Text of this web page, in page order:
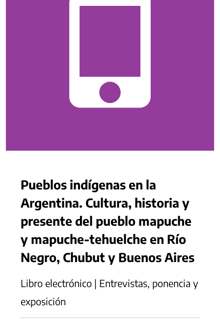
Pueblos indígenas en la
Argentina. Cultura, historia y
presente del pueblo mapuche
y mapuche-tehuelche en Río
Negro, Chubut y Buenos Aires
Libro electrónico | Entrevistas, ponencia y
exposición